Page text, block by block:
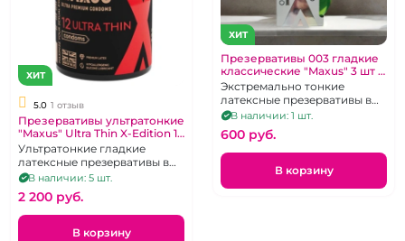
ХИТ
5.0 1 отзыв
Презервативы ультратонкие
"Maxus" Ultra Thin X-Edition 12
шт в черной банке
Ультратонкие гладкие
латексные презервативы в
большой банке. 12 шт.
В наличии: 5 шт.
2 200 pуб.
В корзину
ХИТ
Презервативы 003 гладкие
классические "Maxus" 3 шт в
зеленом металлическом
кейсе
Экстремально тонкие
латексные презервативы в
железном кейсе. 3 шт.
В наличии: 1 шт.
600 pуб.
В корзину